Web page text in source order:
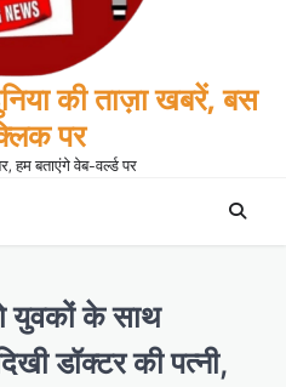
की ताज़ा खबरें, बस
पर
बताएंगे वेब-वर्ल्ड पर
युवकों के साथ
डॉक्टर की पत्नी,